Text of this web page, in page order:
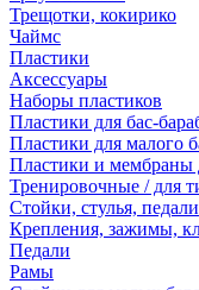
Трещотки, кокирико
Чаймс
Пластики
Аксессуары
Наборы пластиков
Пластики для бас-
Пластики для малого
Пластики и мембраны
Тренировочные / для
Стойки, стулья, педали
Крепления, зажимы,
Педали
Рамы